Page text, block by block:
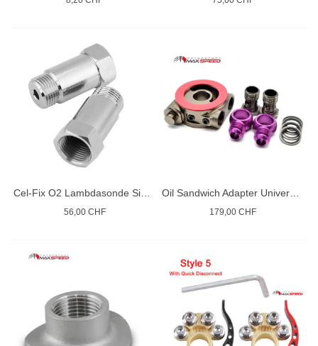
Cel-Fix O2 Lambdasonde Simulator
56,00 CHF
Oil Sandwich Adapter Universal Thermostat 80° AN10
179,00 CHF